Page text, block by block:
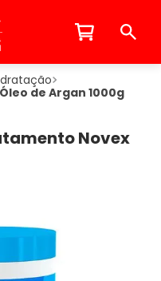
de Argan 1000g
Novex